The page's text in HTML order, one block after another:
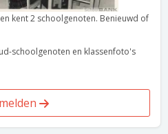
kent 2 schoolgenoten. Benieuwd of
schoolgenoten en klassenfoto's